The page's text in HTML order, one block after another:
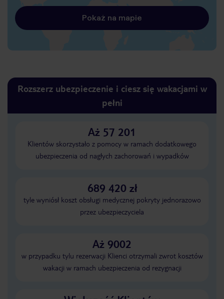
Pokaż na mapie
Rozszerz ubezpieczenie i ciesz się wakacjami w
pełni
Aż 57 201
Klientów skorzystało z pomocy w ramach dodatkowego
ubezpieczenia od nagłych zachorowań i wypadków
689 420 zł
tyle wyniósł koszt obsługi medycznej pokryty jednorazowo
przez ubezpieczyciela
Aż 9002
w przypadku tylu rezerwacji Klienci otrzymali zwrot kosztów
wakacji w ramach ubezpieczenia od rezygnacji